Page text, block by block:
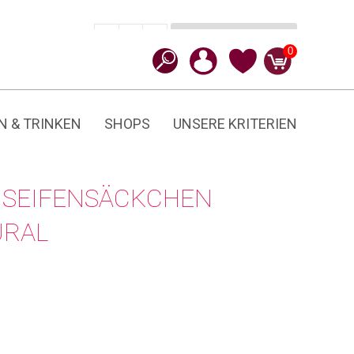
0
& TRINKEN SHOPS UNSERE KRITERIEN